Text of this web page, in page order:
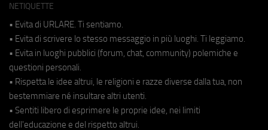
NETIQUETTE
• Evita di URLARE. Ti sentiamo.
• Evita di scrivere lo stesso messaggio in più luoghi. Ti leggiamo.
• Evita in luoghi pubblici (forum, chat, community) polemiche e
questioni personali.
• Rispetta le idee altrui, le religioni e razze diverse dalla tua, non
bestemmiare né insultare altri utenti.
• Sentiti libero di esprimere le proprie idee, nei limiti
dell'educazione e del rispetto altrui.